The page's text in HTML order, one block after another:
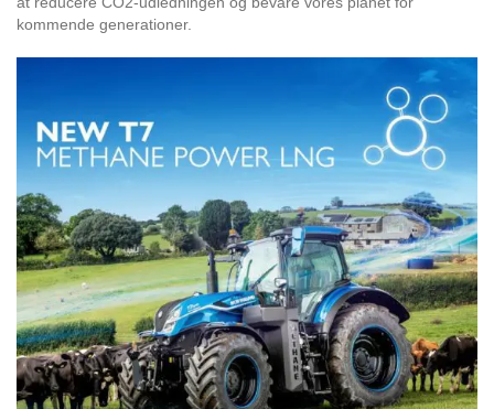
kommende generationer.